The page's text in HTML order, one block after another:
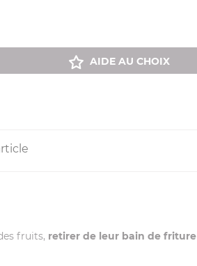
AIDE AU CHOIX
fruits, retirer de leur bain de friture